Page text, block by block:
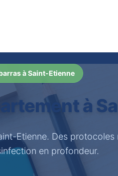
à Saint-Etienne
à
Etienne. Des protocoles
en profondeur.